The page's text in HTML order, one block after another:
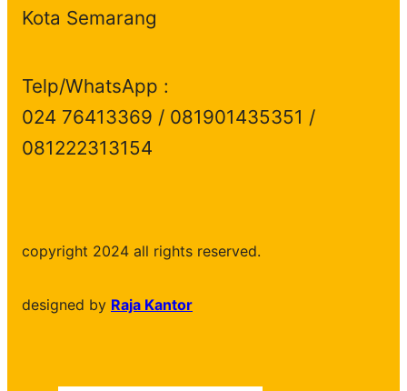
Kota Semarang
Telp/WhatsApp :
024 76413369 / 081901435351 /
081222313154
copyright 2024 all rights reserved.
designed by Raja Kantor